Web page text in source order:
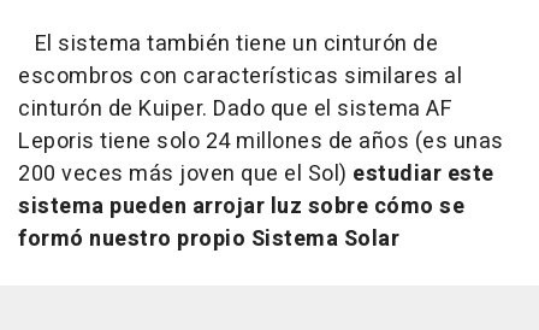
El sistema también tiene un cinturón de
escombros con características similares al
cinturón de Kuiper. Dado que el sistema AF
Leporis tiene solo 24 millones de años (es unas
200 veces más joven que el Sol) estudiar este
sistema pueden arrojar luz sobre cómo se
formó nuestro propio Sistema Solar